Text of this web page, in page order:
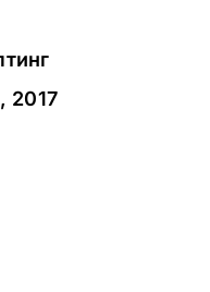
2017